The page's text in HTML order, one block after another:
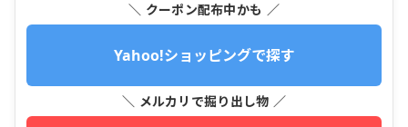
＼ クーポン配布中かも ／
Yahoo!ショッピングで探す
＼ メルカリで掘り出し物 ／